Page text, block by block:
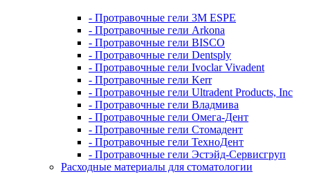
- Протравочные гели 3М ESPE
- Протравочные гели Arkona
- Протравочные гели BISCO
- Протравочные гели Dentsply
- Протравочные гели Ivoclar Vivadent
- Протравочные гели Kerr
- Протравочные гели Ultradent Products, Inc
- Протравочные гели Владмива
- Протравочные гели Омега-Дент
- Протравочные гели Стомадент
- Протравочные гели ТехноДент
- Протравочные гели Эстэйд-Сервисгруп
Расходные материалы для стоматологии